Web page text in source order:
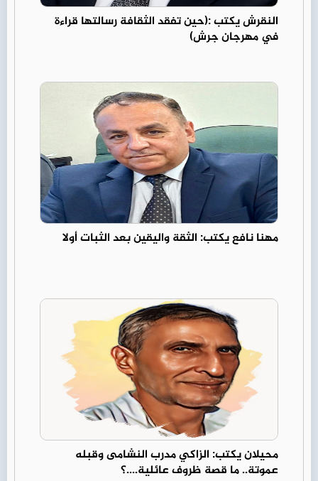
النقرش يكتب :(حين تفقد الثقافة رسالتها قراءة
في مهرجان جرش)
مهنا نافع يكتب: الثقة واليقين بعد الثبات أولا
محيلان يكتب: الزاكي مدرب النشامى وقبله
عموتة.. ما قصة ظروف عائلية....؟